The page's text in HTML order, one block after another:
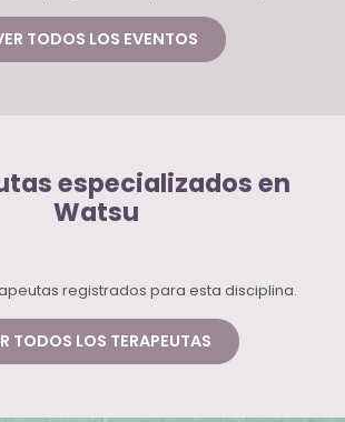
TODOS LOS EVENTOS
especializados en
Watsu
registrados para esta disciplina.
TODOS LOS TERAPEUTAS